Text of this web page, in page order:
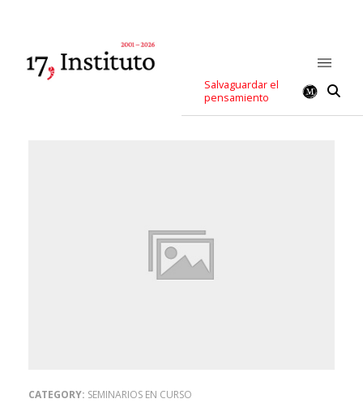
Salvaguardar el
pensamiento
CATEGORY: SEMINARIOS EN CURSO